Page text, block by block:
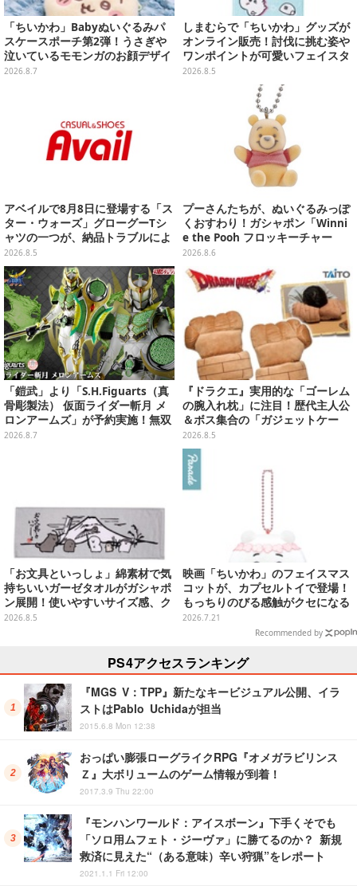
「ちいかわ」Babyぬいぐるみパ
スケースポーチ第2弾！うさぎや
泣いているモモンガのお顔デザイ
ン全4種が8月下旬プライズ展開
2026.8.7
しまむらで「ちいかわ」グッズが
オンライン販売！討伐に挑む姿や
ワンポイントが可愛いフェイスタ
オル、バスマットなど全14種
2026.8.5
アベイルで8月8日に登場する「ス
ター・ウォーズ」グローグーTシ
ャツの一つが、納品トラブルによ
り販売日変更へ
2026.8.5
プーさんたちが、ぬいぐるみっぽ
くおすわり！ガシャポン「Winni
e the Pooh フロッキーチャー
ム」ふわふわでどれも可愛い全4
種
2026.8.6
「鎧武」より「S.H.Figuarts（真
骨彫製法） 仮面ライダー斬月 メ
ロンアームズ」が予約実施！無双
セイバー、メロンディフェンダー
2026.8.7
『ドラクエ』実用的な「ゴーレム
の腕入れ枕」に注目！歴代主人公
＆ボス集合の「ガジェットケー
ス」ほか9プライズが8月順次展開
2026.8.5
「お文具といっしょ」綿素材で気
持ちいいガーゼタオルがガシャポ
ン展開！使いやすいサイズ感、ク
ールな和柄や可愛らしいお寿司な
2026.8.5
映画「ちいかわ」のフェイスマス
コットが、カプセルトイで登場！
もっちりのびる感触がクセになる
ハチワレ、セイレーンなど全5種
2026.7.21
Recommended by
PS4アクセスランキング
『MGS V：TPP』新たなキービジュアル公開、イラ
ストはPablo Uchidaが担当
2015.6.8 Mon 12:38
おっぱい膨張ローグライクRPG『オメガラビリンス
Ｚ』大ボリュームのゲーム情報が到着！
2017.3.9 Thu 22:00
『モンハンワールド：アイスボーン』下手くそでも
「ソロ用ムフェト・ジーヴァ」に勝てるのか？ 新規
救済に見えた“（ある意味）辛い狩猟”をレポート
2021.1.1 Fri 12:00